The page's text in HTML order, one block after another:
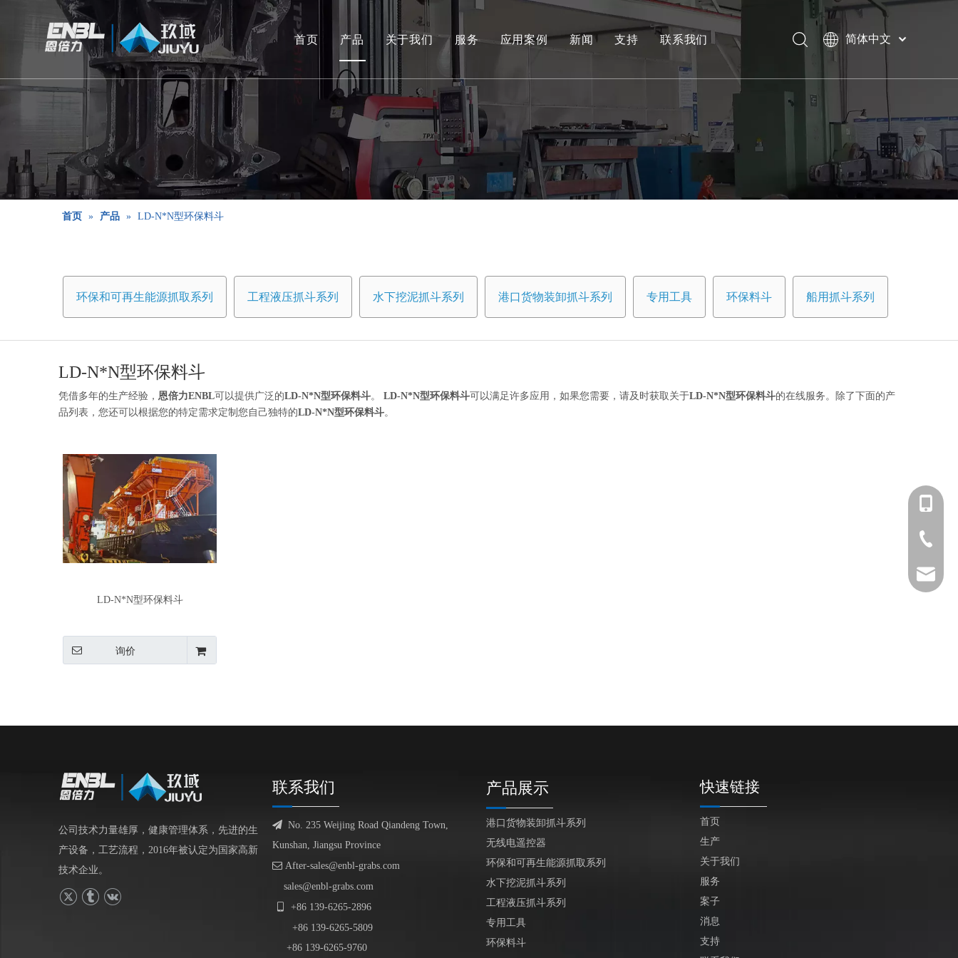
首页 产品
环保和可再生能源抓取系列
工程液压抓斗系列
环保料斗
水下挖泥抓斗系列
港口货物装卸抓斗系列
关于我们 服务 应用案例 新闻 支持 联系我们
简体中文
indonesia
Pусский
Français
العربية
English
首页 » 产品 » LD-N*N型环保料斗
环保和可再生能源抓取系列 工程液压抓斗系列 水下挖泥抓斗系列 港口货物装卸抓斗系列 专用工具 环保料斗 船用抓斗系列
LD-N*N型环保料斗
凭借多年的生产经验， 恩倍力ENBL可以提供广泛的LD-N*N型环保料斗。 LD-N*N型环保料斗可以满足许多应用，如果您需要，请及时获取关于LD-N*N型环保料斗的在线服务。除了下面的产
品列表，您还可以根据您的特定需求定制您自己独特的LD-N*N型环保料斗。
LD-N*N型环保料斗
询价
+86
+86
+86 189-
+86-
After-
公司技术力量雄厚，健康管理体系，先进的生
产设备，工艺流程，2016年被认定为国家高新
技术企业。
联系我们
 No. 235 Weijing Road Qiandeng Town,
Kunshan, Jiangsu Province
 After-sales@enbl-grabs.com
sales@enbl-grabs.com
+86 139-6265-2896
+86 139-6265-5809
+86 139-6265-9760
产品展示
港口货物装卸抓斗系列
无线电遥控器
环保和可再生能源抓取系列
水下挖泥抓斗系列
工程液压抓斗系列
专用工具
环保料斗
快速链接
首页
生产
关于我们
服务
案子
消息
支持